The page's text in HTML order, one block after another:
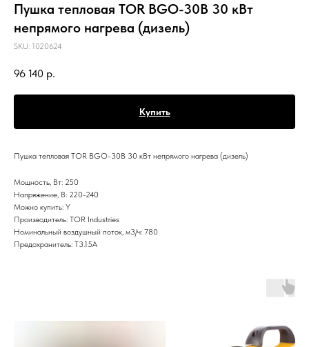
Пушка тепловая TOR BGO-30B 30 кВт
непрямого нагрева (дизель)
SKU: 1020624
96 140 р.
Купить
Пушка тепловая TOR BGO-30B 30 кВт непрямого нагрева (дизель)
Мощность, Вт: 250
Напряжение, В: 220-240
Можно купить: Y
Производитель: TOR Industries
Номинальный воздушный поток, м3/ч: 780
Предохранитель: T3.15A